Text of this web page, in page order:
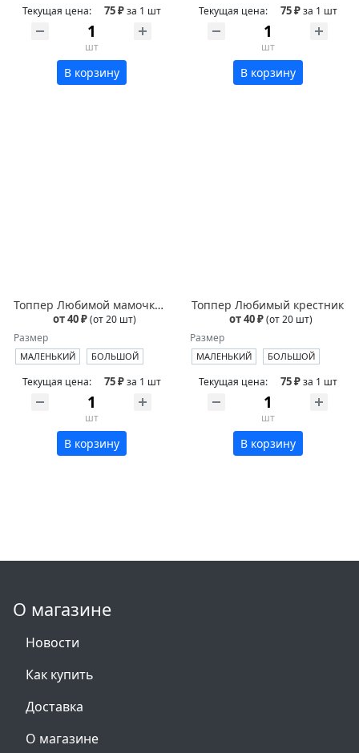
Текущая цена: 75 ₽за 1 шт
шт
В корзину
Текущая цена: 75 ₽за 1 шт
шт
В корзину
Топпер Любимой мамочке и бабушке
от 40 ₽(от 20 шт)
Размер
МАЛЕНЬКИЙ БОЛЬШОЙ
Текущая цена: 75 ₽за 1 шт
шт
В корзину
Топпер Любимый крестник
от 40 ₽(от 20 шт)
Размер
МАЛЕНЬКИЙ БОЛЬШОЙ
Текущая цена: 75 ₽за 1 шт
шт
В корзину
О магазине
Новости
Как купить
Доставка
О магазине